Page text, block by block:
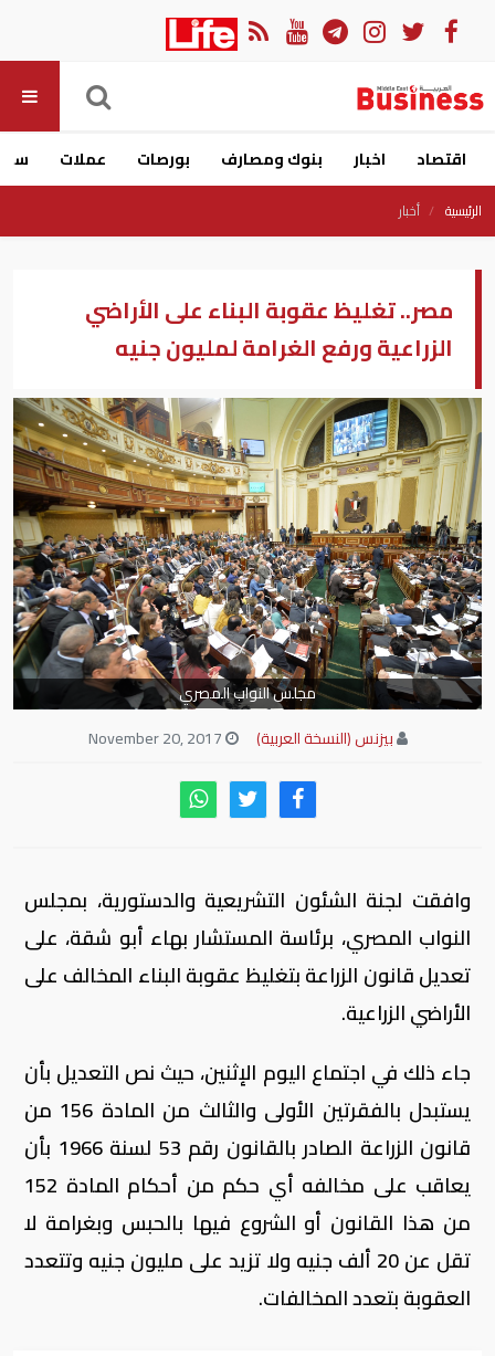
اقتصاد اخبار بنوك ومصارف بورصات عملات
الرئيسية أخبار
مصر.. تغليظ عقوبة البناء على الأراضي
الزراعية ورفع الغرامة لمليون جنيه
مجلس النواب المصري
بيزنس (النسخة العربية)
وافقت لجنة الشئون التشريعية والدستورية، بمجلس
النواب المصري، برئاسة المستشار بهاء أبو شقة، على
تعديل قانون الزراعة بتغليظ عقوبة البناء المخالف على
الأراضي الزراعية.
جاء ذلك في اجتماع اليوم الإثنين، حيث نص التعديل بأن
يستبدل بالفقرتين الأولى والثالث من المادة 156 من
قانون الزراعة الصادر بالقانون رقم 53 لسنة 1966 بأن
يعاقب على مخالفه أي حكم من أحكام المادة 152
من هذا القانون أو الشروع فيها بالحبس وبغرامة لا
تقل عن 20 ألف جنيه ولا تزيد على مليون جنيه وتتعدد
العقوبة بتعدد المخالفات.